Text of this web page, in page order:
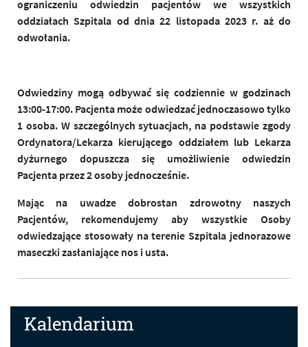
ograniczeniu odwiedzin pacjentów we wszystkich
oddziałach Szpitala od dnia 22 listopada 2023 r. aż do
odwołania.
Odwiedziny mogą odbywać się codziennie w godzinach
13:00-17:00. Pacjenta może odwiedzać jednoczasowo tylko
1 osoba. W szczególnych sytuacjach, na podstawie zgody
Ordynatora/Lekarza kierującego oddziałem lub Lekarza
dyżurnego dopuszcza się umożliwienie odwiedzin
Pacjenta przez 2 osoby jednocześnie.
Mając na uwadze dobrostan zdrowotny naszych
Pacjentów, rekomendujemy aby wszystkie Osoby
odwiedzające stosowały na terenie Szpitala jednorazowe
maseczki zasłaniające nos i usta.
Kalendarium